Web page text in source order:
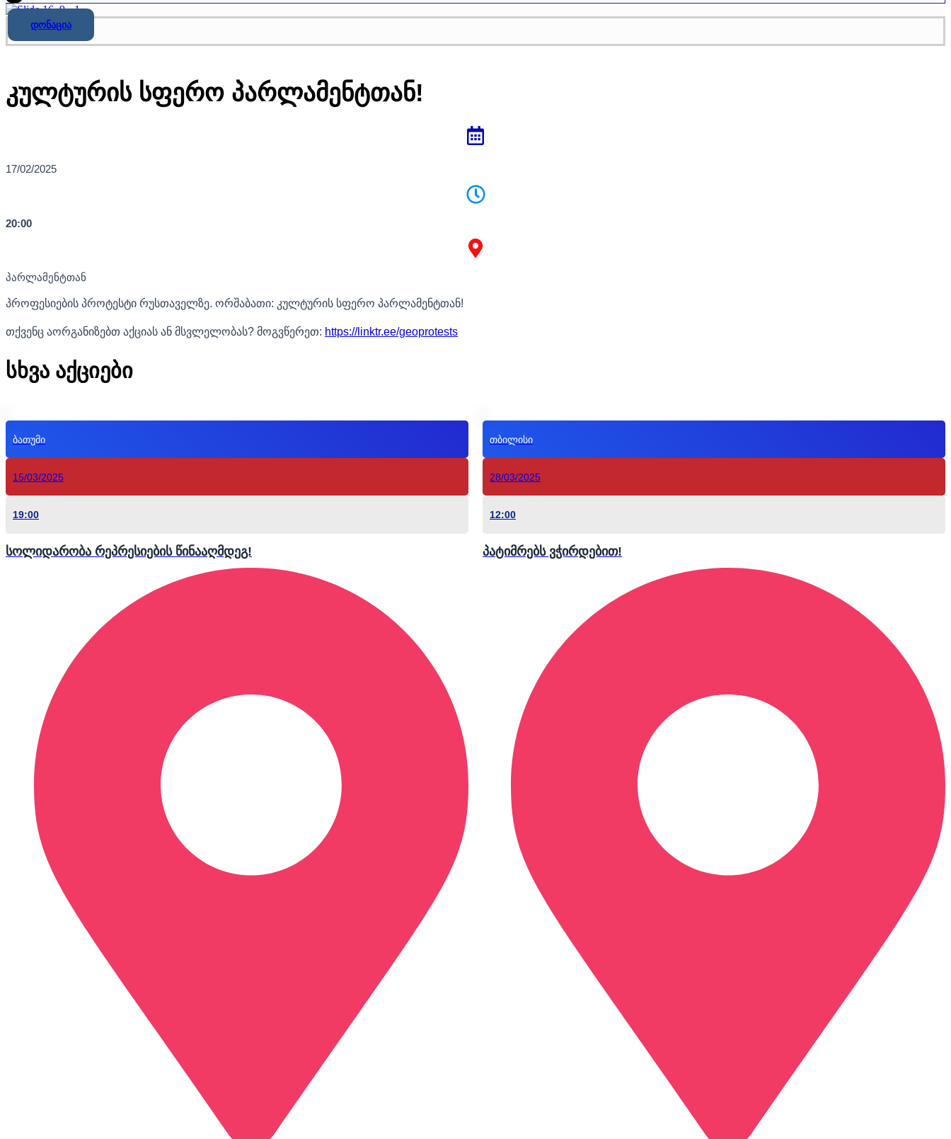
დონაცია
კულტურის სფერო პარლამენტთან!
17/02/2025
20:00
პარლამენტთან
პროფესიების პროტესტი რუსთაველზე. ორშაბათი: კულტურის სფერო პარლამენტთან!
თქვენც აორგანიზებთ აქციას ან მსვლელობას? მოგვწერეთ: https://linktr.ee/geoprotests
სხვა აქციები
ბათუმი
15/03/2025
19:00
სოლიდარობა რეპრესიების წინააღმდეგ!
თბილისი
28/03/2025
12:00
️პატიმრებს ვჭირდებით!